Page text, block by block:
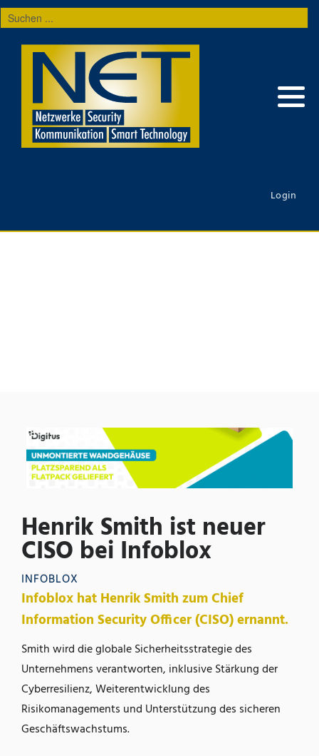
Suchen
...
Login
Henrik Smith ist neuer
CISO bei Infoblox
INFOBLOX
Infoblox hat Henrik Smith zum Chief
Information Security Officer (CISO) ernannt.
Smith wird die globale Sicherheitsstrategie des
Unternehmens verantworten, inklusive Stärkung der
Cyberresilienz, Weiterentwicklung des
Risikomanagements und Unterstützung des sicheren
Geschäftswachstums.